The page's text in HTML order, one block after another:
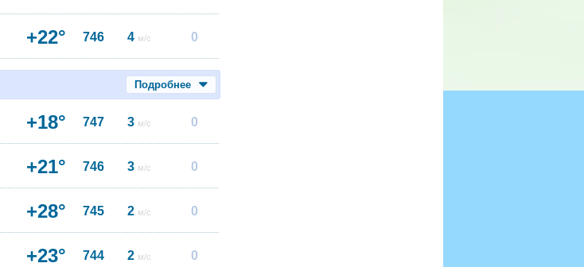
+22° 746 4 м/с 0
Подробнее
+18° 747 3 м/с 0
+21° 746 3 м/с 0
+28° 745 2 м/с 0
+23° 744 2 м/с 0